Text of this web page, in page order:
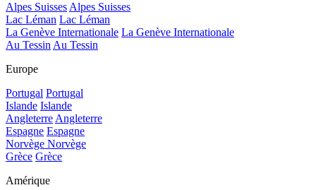
Alpes SuissesAlpes Suisses
Lac Léman Lac Léman
La Genève Internationale La Genève Internationale
Au TessinAu Tessin
Europe
Portugal Portugal
Islande Islande
AngleterreAngleterre
Espagne Espagne
Norvège Norvège
Grèce Grèce
Amérique